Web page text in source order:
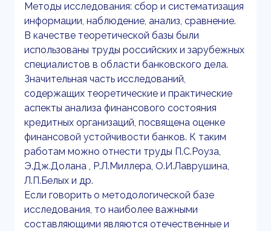
Методы исследования: сбор и систематизация
информации, наблюдение, анализ, сравнение.
В качестве теоретической базы были
использованы труды российских и зарубежных
специалистов в области банковского дела.
Значительная часть исследований,
содержащих теоретические и практические
аспекты анализа финансового состояния
кредитных организаций, посвящена оценке
финансовой устойчивости банков. К таким
работам можно отнести труды П.С.Роуза,
Э.Дж.Долана , Р.Л.Миллера, О.И.Лаврушина,
Л.П.Белых и др.
Если говорить о методологической базе
исследования, то наиболее важными
составляющими являются отечественные и